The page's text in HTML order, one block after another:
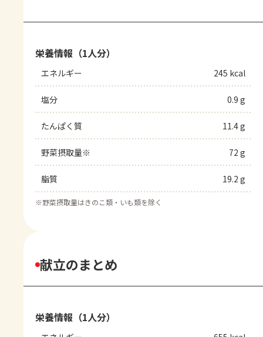
栄養情報（1人分）
エネルギー 245 kcal
塩分 0.9 g
たんぱく質 11.4 g
野菜摂取量※ 72 g
脂質 19.2 g
※野菜摂取量はきのこ類・いも類を除く
献立のまとめ
栄養情報（1人分）